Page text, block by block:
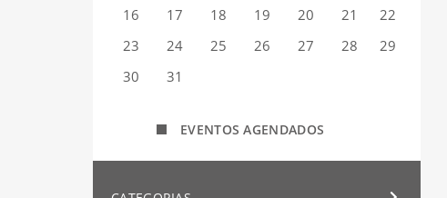
16
17 18 19 20 21
22
23
24 25 26 27 28
29
30
31
EVENTOS AGENDADOS